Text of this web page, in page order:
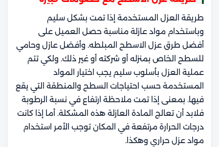
طريقة العزل المستخدمة إذا تمت بشكل سليم
وباستخدام مواد عازلة مناسبة حصل العميل على
أفضل طرق عزل الاسطح المبلطه. وأفضل عازل وحامي
للسطح الخاص بمنزله أو شركته أو غير ذلك. ولكي تتم
عملية العزل بأسلوب سليم يجب اختيار المواد
المستخدمة حسب احتياجات السطح والمنطقة التي يقع
فيها. بمعنى إذا تمت ملاحظة ارتفاع في نسبة الرطوبة
فلابد أن تعالج المادة العازلة هذه المشكلة. أما إذا كانت
درجات الحرارة مرتفعة في المكان توجب الأمر استخدام
مواد عزل حراري وهكذا.